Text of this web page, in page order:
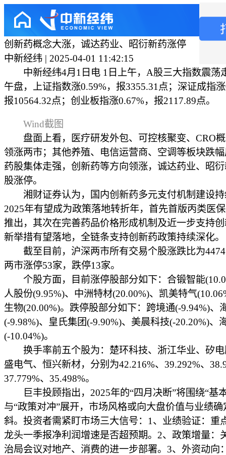
创新药概念大涨，诚达药业、昭衍新药涨停
中新经纬 | 2025-04-01 11:42:15
中新经纬4月1日电 1日上午，A股三大指数震荡
午盘，上证指数涨0.59%，报3355.31点；深证成指
报10564.32点；创业板指涨0.67%，报2117.89点。
Wind截图
盘面上看，医疗研发外包、可控核聚变、CRO
领涨两市；其他养殖、电信运营商、空调等板块跌
药股集体走强，创新药等方向领涨，诚达药业、昭
股涨停。
湘财证券认为，国内创新药多元支付机制建设持
2025年有望成为政策落地转折年，首先首版丙类医
推出，其次在完善药品价格形成机制及近一步支持
新举措有望落地，全链条支持创新药政策持续深化。
截至目前，沪深两市所有交易个股涨跌比为4474
两市涨停53家，跌停13家。
个股方面，目前涨停股部分如下：合锻智能
人股份(9.95%)、中洲特材(20.00%)、凯美特气
生物(20.00%)。跌停股部分如下：跨境通(-9.94%)、
(-9.98%)、皇氏集团(-9.90%)、美晨科技(-20.20%)、
(-10.04%)。
换手率前五个股为：楚环科技、浙江华业、矽电
盛电气、恒兴新材，分别为42.216%、39.292%、
37.779%、35.498%。
巨丰投顾指出，2025年的“四月决断”将围绕“基
与“政策对冲”展开，市场风格或向大盘价值与业绩确
斜。投资者需紧盯市场三大信号：1、业绩验证：重
龙头一季报净利润增速是否超预期。2、政策增量：
治局会议对地产、消费的进一步部署。3、外资动向